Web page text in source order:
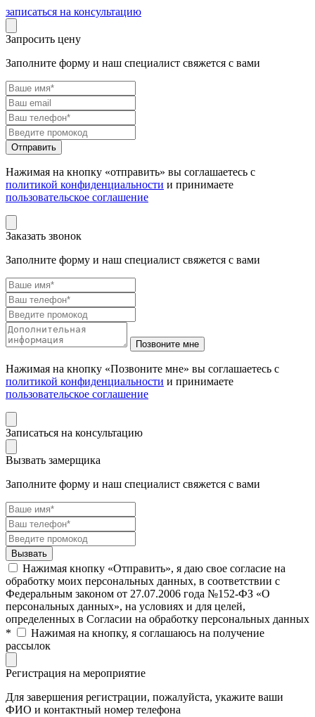
записаться на консультацию
Запросить цену
Заполните форму и наш специалист свяжется с вами
Нажимая на кнопку «отправить» вы соглашаетесь с
политикой конфиденциальности и принимаете
пользовательское соглашение
Заказать звонок
Заполните форму и наш специалист свяжется с вами
Нажимая на кнопку «Позвоните мне» вы соглашаетесь с
политикой конфиденциальности и принимаете
пользовательское соглашение
Записаться на консультацию
Вызвать замерщика
Заполните форму и наш специалист свяжется с вами
Нажимая кнопку «Отправить», я даю свое согласие на
обработку моих персональных данных, в соответствии с
Федеральным законом от 27.07.2006 года №152-ФЗ «О
персональных данных», на условиях и для целей,
определенных в Согласии на обработку персональных данных
*
Нажимая на кнопку, я соглашаюсь на получение
рассылок
Регистрация на мероприятие
Для завершения регистрации, пожалуйста, укажите ваши
ФИО и контактный номер телефона